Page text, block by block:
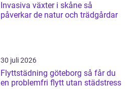
Invasiva växter i skåne så
påverkar de natur och trädgårdar
30 juli 2026
Flyttstädning göteborg så får du
en problemfri flytt utan städstress